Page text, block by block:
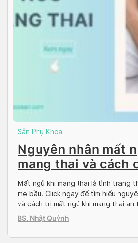
Sản Phụ Khoa
Nguyên nhân mất
mang thai và cách
an toàn, hiệu quả
Mất ngủ khi mang thai là tình trạng
mẹ bầu. Click ngay để tìm hiểu
và cách trị mất ngủ khi mang thai an
BS. Nhật Quỳnh